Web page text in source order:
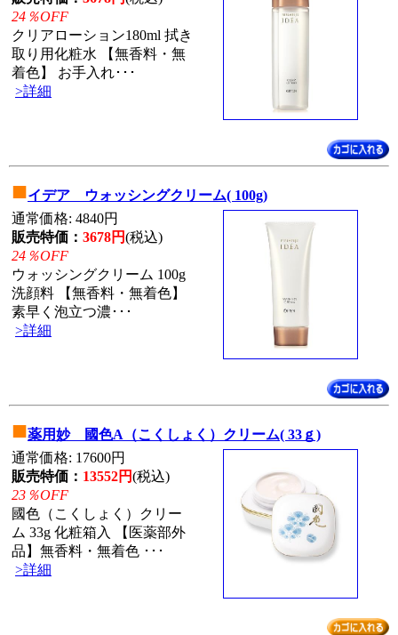
24％OFF
クリアローション180ml 拭き
取り用化粧水 【無香料・無
着色】 お手入れ･･･
>詳細
■イデア ウォッシングクリーム( 100g)
通常価格: 4840円
販売特価： 3678円(税込)
24％OFF
ウォッシングクリーム 100g
洗顔料 【無香料・無着色】
素早く泡立つ濃･･･
>詳細
■薬用妙 國色A（こくしょく）クリーム( 33ｇ)
通常価格: 17600円
販売特価： 13552円(税込)
23％OFF
國色（こくしょく）クリー
ム 33g 化粧箱入 【医薬部外
品】無香料・無着色 ･･･
>詳細